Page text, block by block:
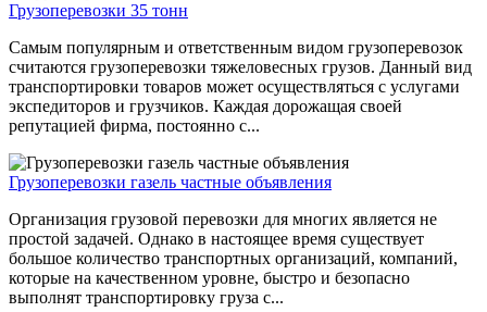
Грузоперевозки 35 тонн
Самым популярным и ответственным видом грузоперевозок
считаются грузоперевозки тяжеловесных грузов. Данный вид
транспортировки товаров может осуществляться с услугами
экспедиторов и грузчиков. Каждая дорожащая своей
репутацией фирма, постоянно с...
Грузоперевозки газель частные объявления
Организация грузовой перевозки для многих является не
простой задачей. Однако в настоящее время существует
большое количество транспортных организаций, компаний,
которые на качественном уровне, быстро и безопасно
выполнят транспортировку груза с...